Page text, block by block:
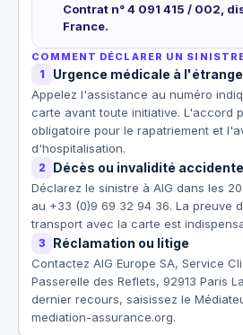
Contrat n° 4 091 415 / 002,
France.
COMMENT DÉCLARER UN
1 Urgence médicale à
Appelez l'assistance au numéro
carte avant toute initiative. L'accord
obligatoire pour le rapatriement et
d'hospitalisation.
2 Décès ou invalidité
Déclarez le sinistre à AIG dans les
au +33 (0)9 69 32 94 36. La preuve
transport avec la carte est
3 Réclamation ou litige
Contactez AIG Europe SA, Service
Passerelle des Reflets, 92913 Paris
dernier recours, saisissez le
mediation-assurance.org.